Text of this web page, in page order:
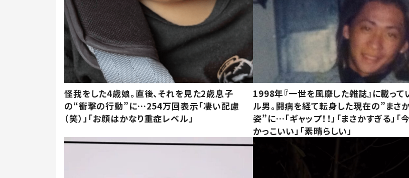
怪我をした4歳娘。直後、それを見た2歳息子
の“衝撃の行動”に…254万回表示「凄い配慮
（笑）」「お顔はかなり重症レベル」
1998年『一世を風靡した雑誌』に載って
ル男。闘病を経て転身した現在の”まさ
姿”に…「ギャップ！！」「まさかすぎる」「
かっこいい」「素晴らしい」